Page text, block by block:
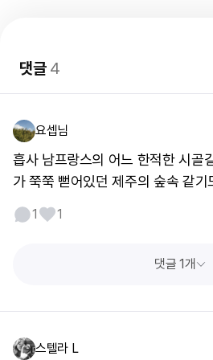
댓글4
요셉님
흡사 남프랑스의 어느 한적한 시골
가 쭉쭉 뻗어있던 제주의 숲속 같기
1 1
댓글 1개
스텔라 L